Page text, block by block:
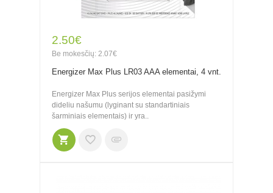
2.50€
Be mokesčių: 2.07€
Energizer Max Plus LR03 AAA elementai, 4 vnt.
Energizer Max Plus serijos elementai pasižymi
dideliu našumu (lyginant su standartiniais
šarminiais elementais) ir yra..